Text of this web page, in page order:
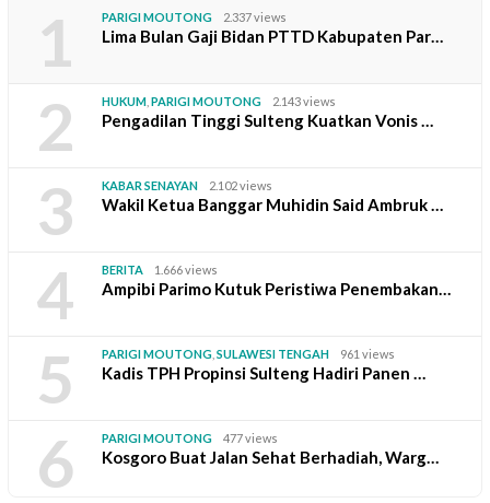
1 PARIGI MOUTONG 2.337 views
Lima Bulan Gaji Bidan PTTD Kabupaten Par…
2 HUKUM PARIGI MOUTONG 2.143 views
Pengadilan Tinggi Sulteng Kuatkan Vonis …
3 KABAR SENAYAN 2.102 views
Wakil Ketua Banggar Muhidin Said Ambruk …
4 BERITA 1.666 views
Ampibi Parimo Kutuk Peristiwa Penembakan…
5 PARIGI MOUTONG SULAWESI TENGAH 961 views
Kadis TPH Propinsi Sulteng Hadiri Panen …
6 PARIGI MOUTONG 477 views
Kosgoro Buat Jalan Sehat Berhadiah, Warg…